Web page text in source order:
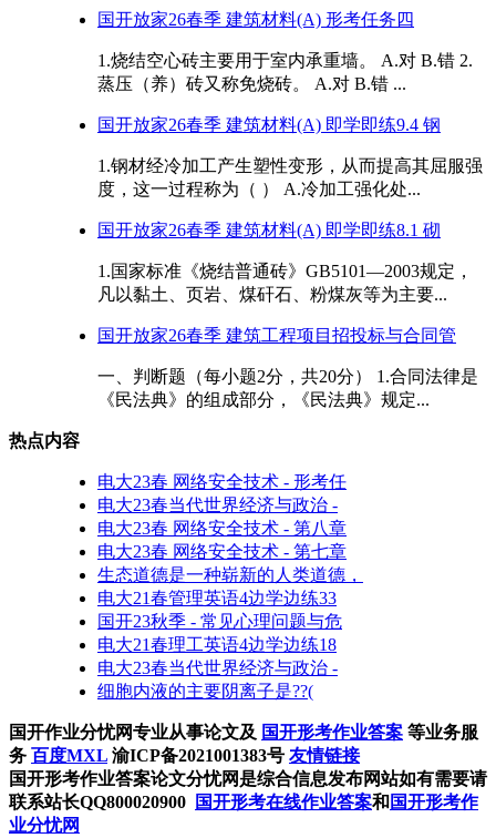
国开放家26春季 建筑材料(A) 形考任务四
1.烧结空心砖主要用于室内承重墙。 A.对 B.错 2.
蒸压（养）砖又称免烧砖。 A.对 B.错 ...
国开放家26春季 建筑材料(A) 即学即练9.4 钢
1.钢材经冷加工产生塑性变形，从而提高其屈服强
度，这一过程称为（ ） A.冷加工强化处...
国开放家26春季 建筑材料(A) 即学即练8.1 砌
1.国家标准《烧结普通砖》GB5101—2003规定，
凡以黏土、页岩、煤矸石、粉煤灰等为主要...
国开放家26春季 建筑工程项目招投标与合同管
一、判断题（每小题2分，共20分） 1.合同法律是
《民法典》的组成部分，《民法典》规定...
热点内容
电大23春 网络安全技术 - 形考任
电大23春当代世界经济与政治 -
电大23春 网络安全技术 - 第八章
电大23春 网络安全技术 - 第七章
生态道德是一种崭新的人类道德，
电大21春管理英语4边学边练33
国开23秋季 - 常见心理问题与危
电大21春理工英语4边学边练18
电大23春当代世界经济与政治 -
细胞内液的主要阴离子是??(
国开作业分忧网专业从事论文及 国开形考作业答案 等业务服
务 百度MXL 渝ICP备2021001383号 友情链接
国开形考作业答案论文分忧网是综合信息发布网站如有需要请
联系站长QQ800020900
国开形考在线作业答案和 国开形考作
业分忧网